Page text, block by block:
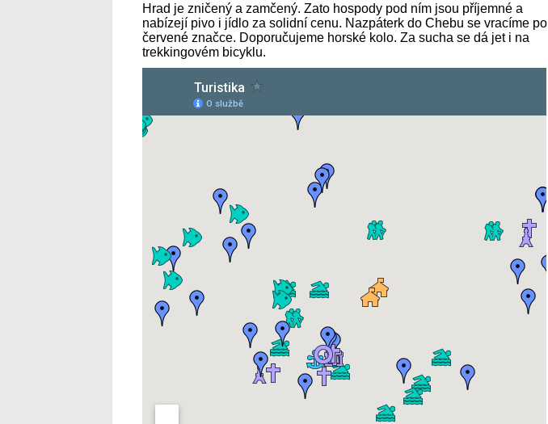
Hrad je zničený a zamčený. Zato hospody pod ním jsou příjemné a
nabízejí pivo i jídlo za solidní cenu. Nazpáterk do Chebu se vracíme po
červené značce. Doporučujeme horské kolo. Za sucha se dá jet i na
trekkingovém bicyklu.